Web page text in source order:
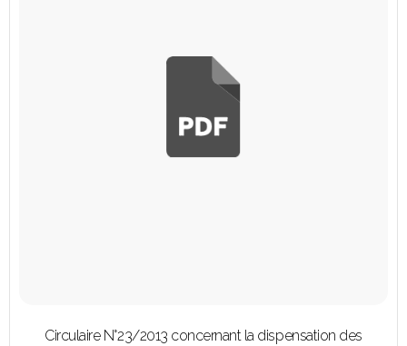
Circulaire N°23/2013 concernant la dispensation des